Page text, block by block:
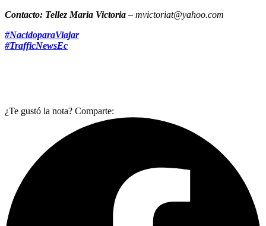
Contacto: Tellez Maria Victoria– mvictoriat@yahoo.com
#NacidoparaViajar
#TrafficNewsEc
¿Te gustó la nota? Comparte: